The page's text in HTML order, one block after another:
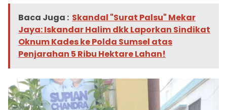
Baca Juga : Skandal "Surat Palsu" Mekar
Jaya: Iskandar Halim dkk Laporkan Sindikat
Oknum Kades ke Polda Sumsel atas
Penjarahan 5 Ribu Hektare Lahan!